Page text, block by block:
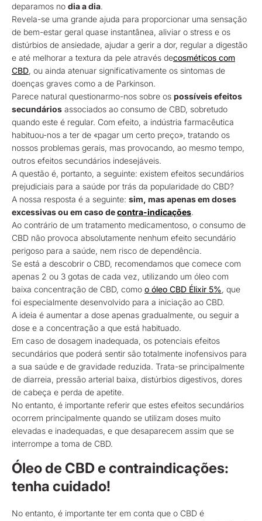
deparamos no dia a dia.
Revela-se uma grande ajuda para proporcionar uma sensação
de bem-estar geral quase instantânea, aliviar o stress e os
distúrbios de ansiedade, ajudar a gerir a dor, regular a digestão
e até melhorar a textura da pele através decosméticos com
CBD, ou ainda atenuar significativamente os sintomas de
doenças graves como a de Parkinson.
Parece natural questionarmo-nos sobre os possíveis efeitos
secundários associados ao consumo de CBD, sobretudo
quando este é regular. Com efeito, a indústria farmacêutica
habituou-nos a ter de «pagar um certo preço», tratando os
nossos problemas gerais, mas provocando, ao mesmo tempo,
outros efeitos secundários indesejáveis.
A questão é, portanto, a seguinte: existem efeitos secundários
prejudiciais para a saúde por trás da popularidade do CBD?
A nossa resposta é a seguinte: sim, mas apenas em doses
excessivas ou em caso decontra-indicações.
Ao contrário de um tratamento medicamentoso, o consumo de
CBD não provoca absolutamente nenhum efeito secundário
perigoso para a saúde, nem risco de dependência.
Se está a descobrir o CBD, recomendamos que comece com
apenas 2 ou 3 gotas de cada vez, utilizando um óleo com
baixa concentração de CBD, como o óleo CBD Élixir 5%, que
foi especialmente desenvolvido para a iniciação ao CBD.
A ideia é aumentar a dose apenas gradualmente, ou seguir a
dose e a concentração a que está habituado.
Em caso de dosagem inadequada, os potenciais efeitos
secundários que poderá sentir são totalmente inofensivos para
a sua saúde e de gravidade reduzida. Trata-se principalmente
de diarreia, pressão arterial baixa, distúrbios digestivos, dores
de cabeça e perda de apetite.
No entanto, é importante referir que estes efeitos secundários
ocorrem principalmente quando se utilizam doses muito
elevadas e inadequadas, e que desaparecem assim que se
interrompe a toma de CBD.
Óleo de CBD e contraindicações:
tenha cuidado!
No entanto, é importante ter em conta que o CBD é